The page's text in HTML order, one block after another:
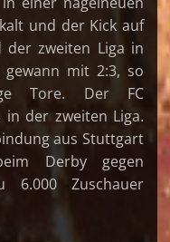
und der Kick auf
der zweiten Liga in
gewann mit 2:3, so
Tore. Der FC
der zweiten Liga.
aus Stuttgart
Derby gegen
6.000 Zuschauer